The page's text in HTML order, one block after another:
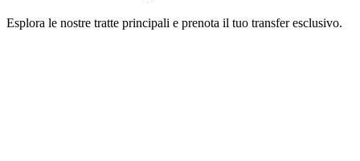
Esplora le nostre tratte principali e prenota il tuo transfer esclusivo.